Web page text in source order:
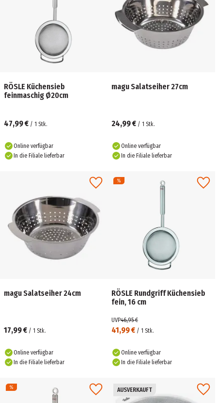
RÖSLE Küchensieb
feinmaschig Ø20cm
47,99 € / 1 Stk.
Online verfügbar
In die Filiale lieferbar
magu Salatseiher 27cm
24,99 € / 1 Stk.
Online verfügbar
In die Filiale lieferbar
magu Salatseiher 24cm
17,99 € / 1 Stk.
Online verfügbar
In die Filiale lieferbar
RÖSLE Rundgriff Küchensieb
fein, 16 cm
41,99 € / 1 Stk.
UVP46,95 €
Online verfügbar
In die Filiale lieferbar
AUSVERKAUFT